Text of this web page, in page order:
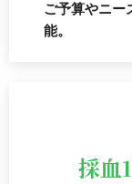
ご予算やニー
能。
採血